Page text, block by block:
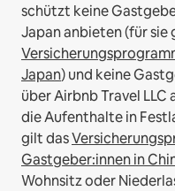
schützt keine
Japan anbieten (für sie
Japan) und keine
über Airbnb Travel LLC
die Aufenthalte in
gilt das
Gastgeber:innen in
Wohnsitz oder